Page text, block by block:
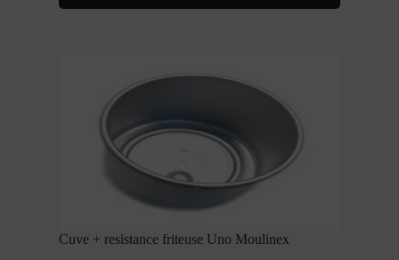
Cuve + resistance friteuse Uno Moulinex